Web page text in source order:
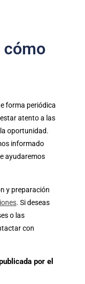
cómo
forma periódica
atento a las
oportunidad.
informado
ayudaremos
y preparación
. Si deseas
o las
con
por el